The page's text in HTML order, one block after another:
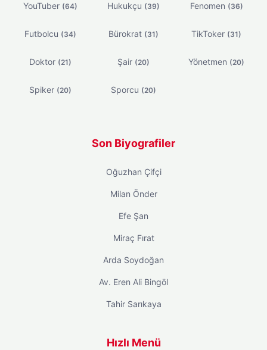
YouTuber (64) Hukukçu (39) Fenomen (36)
Futbolcu (34) Bürokrat (31) TikToker (31)
Doktor (21) Şair (20) Yönetmen (20)
Spiker (20) Sporcu (20)
Son Biyografiler
Oğuzhan Çifçi
Milan Önder
Efe Şan
Miraç Fırat
Arda Soydoğan
Av. Eren Ali Bingöl
Tahir Sarıkaya
Hızlı Menü